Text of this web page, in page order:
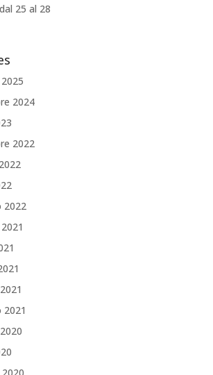
25 al 28
2024
2022
2022
2021